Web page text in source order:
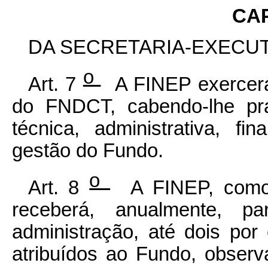
DA SECRETARIA-
Art. 7o A FINEP
do FNDCT, cabendo-lhe
técnica, administrativa,
gestão do Fundo.
Art. 8o A FINEP, como
receberá, anualmente,
administração, até dois
atribuídos ao Fundo,